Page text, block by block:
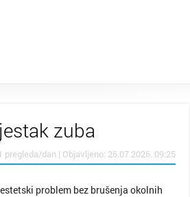
zuba
pregleda/dan | Objavljeno: 26.07.2026. 09:25
problem bez brušenja okolnih